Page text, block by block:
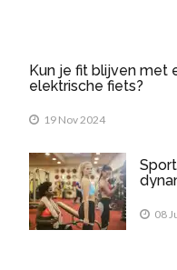
Kun je fit blijven met
elektrische fiets?
19 Nov 2024
08